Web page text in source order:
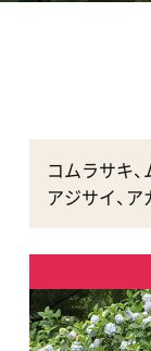
コムラサキ
アジサイ、